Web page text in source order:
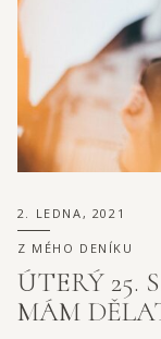
2. LEDNA, 2021
Z MÉHO DENÍKU
ÚTERÝ 25.
MÁM